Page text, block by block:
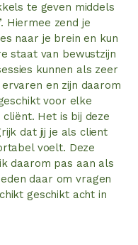
te geven middels
Hiermee zend je
naar je brein en kun
staat van bewustzijn
kunnen als zeer
en zijn daarom
voor elke
Het is bij deze
dat jij je als client
voelt. Deze
daarom pas aan als
daar om vragen
geschikt acht in